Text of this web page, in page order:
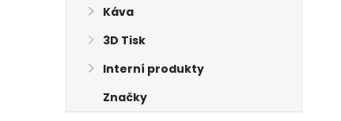
Káva
3D Tisk
Interní produkty
Značky